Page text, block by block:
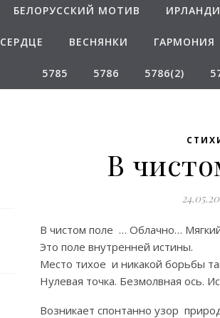
БЕЛОРУССКИЙ МОТИВ
СЕРДЦЕ ВЕСНЯНКИ ГАРМОНИЯ
5785 5786 5786(2)
В
В чистом поле … Облачно…
Это поле внутренней истины.
Место тихое и никакой борьбы
Нулевая точка. Безмолвная ось.
Возникает спонтанно узор